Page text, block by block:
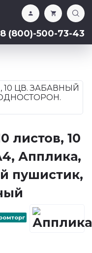
8 (800)-500-73-43
листов, 10
Апплика,
пушистик,